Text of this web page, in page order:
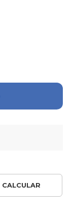
CALCULAR